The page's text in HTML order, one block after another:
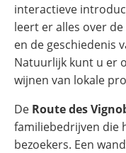
interactieve
leert er alles over
en de geschiedenis
Natuurlijk kunt u er
wijnen van lokale
De Route des
familiebedrijven die
bezoekers. Een